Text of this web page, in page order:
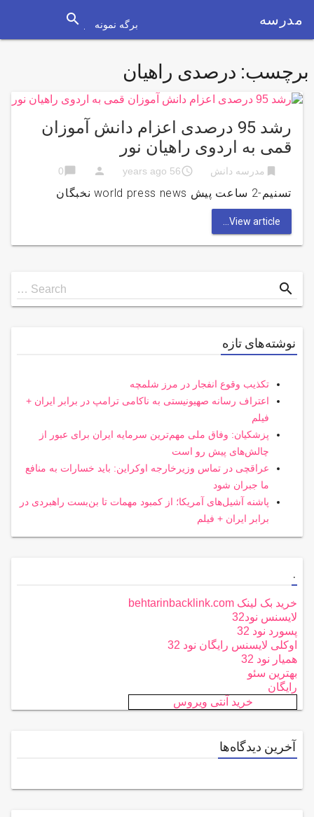
مدرسه برگه نمونه search
برچسب: درصدی راهیان
رشد 95 درصدی اعزام دانش آموزان
قمی به اردوی راهیان نور
bookmark مدرسه دانش access_time
56 years ago
person
chat_bubble
0
تسنیم-2 ساعت پیش world press news نخبگان
View article...
Search
for
Search … search
نوشته‌های تازه
تکذیب وقوع انفجار در مرز شلمچه
اعتراف رسانه صهیونیستی به ناکامی ترامپ در برابر ایران +
فیلم
پزشکیان: وفاق ملی مهم‌ترین سرمایه ایران برای عبور از
چالش‌های پیش رو است
عراقچی در تماس وزیرخارجه اوکراین: باید خسارات به منافع
ما جبران شود
پاشنه آشیل‌های آمریکا؛ از کمبود مهمات تا بن‌بست راهبردی در
برابر ایران + فیلم
.
خرید بک لینک behtarinbacklink.com
لایسنس نود32
پسورد نود 32
اوکلی لایسنس رایگان نود 32
همیار نود 32
بهترین سئو
رایگان
خرید آنتی ویروس
آخرین دیدگاه‌ها